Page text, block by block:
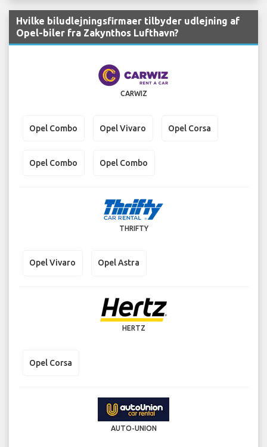
Hvilke biludlejningsfirmaer tilbyder udlejning af
Opel-biler fra Zakynthos Lufthavn?
CARWIZ
Opel Combo Opel Vivaro Opel Corsa
Opel Combo Opel Combo
THRIFTY
Opel Vivaro Opel Astra
HERTZ
Opel Corsa
AUTO-UNION